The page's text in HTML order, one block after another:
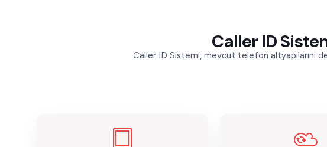
Caller ID
Caller ID Sistemi, mevcut telefon altyapılarını